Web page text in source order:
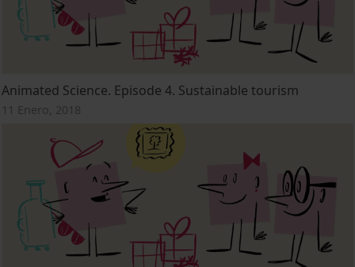
Animated Science. Episode 4. Sustainable tourism
11 Enero, 2018